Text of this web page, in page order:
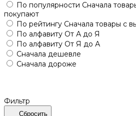
По популярности Сначала
покупают
По рейтингу Сначала товары с
По алфавиту От А до Я
По алфавиту От Я до А
Сначала дешевле
Сначала дороже
Фильтр
Сбросить